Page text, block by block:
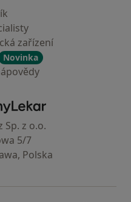
zařízení
Novinka
- Hlavní stránka
Sp. z o.o.
5/7
Polska